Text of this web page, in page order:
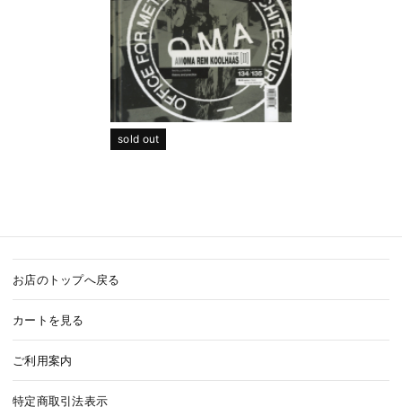
sold out
お店のトップへ戻る
カートを見る
ご利用案内
特定商取引法表示